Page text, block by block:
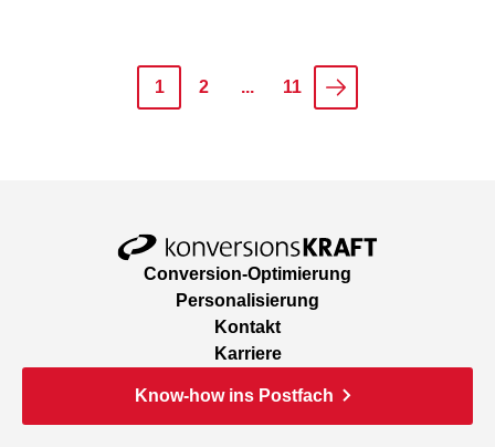
1 2 ... 11
Conversion-Optimierung
Personalisierung
Kontakt
Karriere
Know-how ins Postfach